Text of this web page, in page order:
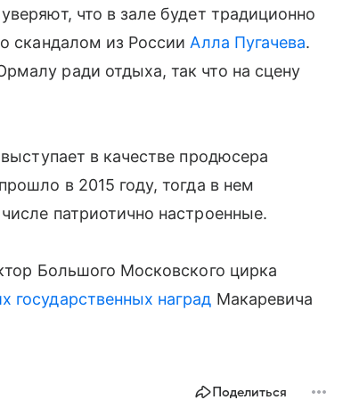
что в зале будет традиционно
скандалом из России Алла Пугачева.
ради отдыха, так что на сцену
в качестве продюсера
в 2015 году, тогда в нем
патриотично настроенные.
Большого Московского цирка
государственных наград Макаревича
Поделиться